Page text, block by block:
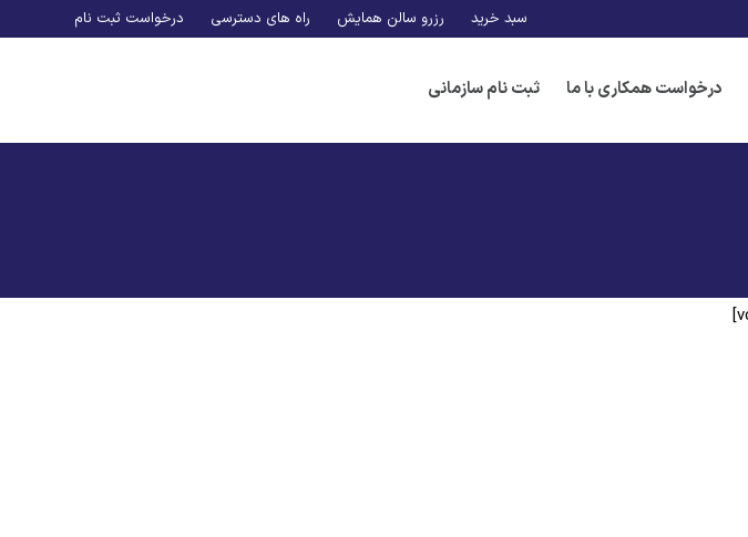
سبد خرید رزرو سالن همایش راه های دسترسی درخواست ثبت نام
درخواست همکاری با ما ثبت نام سازمانی